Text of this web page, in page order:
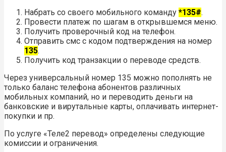
Набрать со своего мобильного команду *135#.
Провести платеж по шагам в открывшемся меню.
Получить проверочный код на телефон.
Отправить смс с кодом подтверждения на номер
135.
Получить код транзакции о переводе средств.
Через универсальный номер 135 можно пополнять не
только баланс телефона абонентов различных
мобильных компаний, но и переводить деньги на
банковские и вирутальные карты, оплачивать интернет-
покупки и пр.
По услуге «Теле2 перевод» определены следующие
комиссии и ограничения.